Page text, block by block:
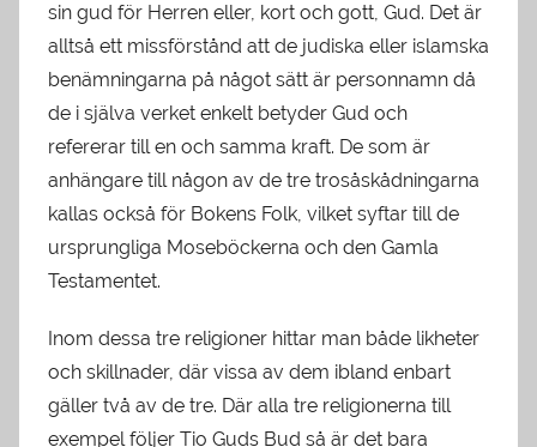
sin gud för Herren eller, kort och gott, Gud. Det är
alltså ett missförstånd att de judiska eller islamska
benämningarna på något sätt är personnamn då
de i själva verket enkelt betyder Gud och
refererar till en och samma kraft. De som är
anhängare till någon av de tre trosåskådningarna
kallas också för Bokens Folk, vilket syftar till de
ursprungliga Moseböckerna och den Gamla
Testamentet.
Inom dessa tre religioner hittar man både likheter
och skillnader, där vissa av dem ibland enbart
gäller två av de tre. Där alla tre religionerna till
exempel följer Tio Guds Bud så är det bara